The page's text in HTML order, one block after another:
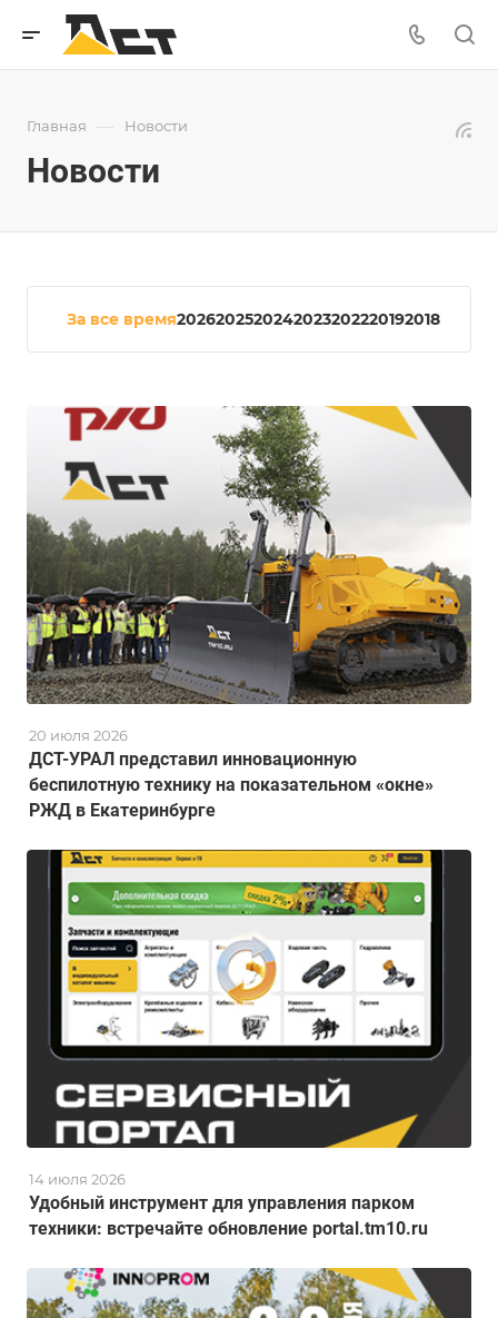
Главная — Новости
Новости
За все время2026202520242023202220192018
ДСТ-УРАЛ представил инновационную
беспилотную технику на показательном «окне»
РЖД в Екатеринбурге
20 июля 2026
Удобный инструмент для управления парком
техники: встречайте обновление portal.tm10.ru
14 июля 2026